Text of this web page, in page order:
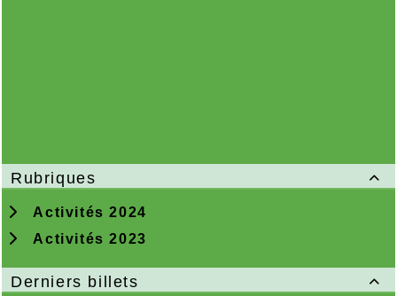

Rubriques
Activités 2024
Activités 2023

Derniers billets